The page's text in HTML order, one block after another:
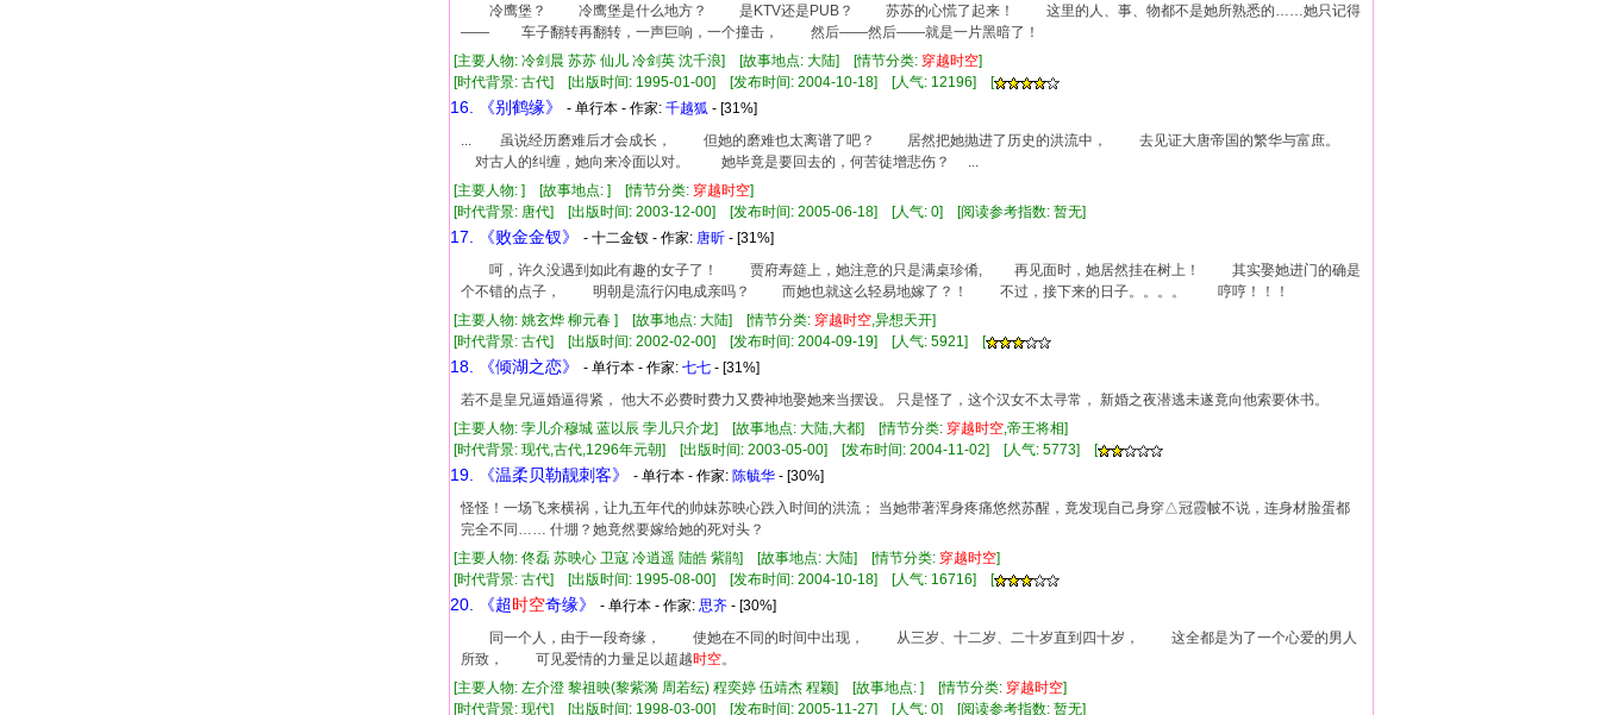
冷鹰堡？ 冷鹰堡是什么地方？ 是KTV还是PUB？ 苏苏的心慌了起来！ 这里的人、事、物都不是她所熟悉的……她只记得
—— 车子翻转再翻转，一声巨响，一个撞击， 然后——然后——就是一片黑暗了！
[主要人物: 冷剑晨 苏苏 仙儿 冷剑英 沈千浪] [故事地点: 大陆] [情节分类: 穿越时空]
[时代背景: 古代] [出版时间: 1995-01-00] [发布时间: 2004-10-18] [人气: 12196] [
16. 《别鹤缘》 - 单行本 - 作家: 千越狐 - [31%]
... 虽说经历磨难后才会成长， 但她的磨难也太离谱了吧？ 居然把她抛进了历史的洪流中， 去见证大唐帝国的繁华与富庶。
对古人的纠缠，她向来冷面以对。 她毕竟是要回去的，何苦徒增悲伤？ ...
[主要人物: ] [故事地点: ] [情节分类: 穿越时空]
[时代背景: 唐代] [出版时间: 2003-12-00] [发布时间: 2005-06-18] [人气: 0] [阅读参考指数: 暂无]
17. 《败金金钗》 - 十二金钗 - 作家: 唐昕 - [31%]
呵，许久没遇到如此有趣的女子了！ 贾府寿筵上，她注意的只是满桌珍倄, 再见面时，她居然挂在树上！ 其实娶她进门的确是
个不错的点子， 明朝是流行闪电成亲吗？ 而她也就这么轻易地嫁了？！ 不过，接下来的日子。。。。 哼哼！！！
[主要人物: 姚玄烨 柳元春 ] [故事地点: 大陆] [情节分类: 穿越时空,异想天开]
[时代背景: 古代] [出版时间: 2002-02-00] [发布时间: 2004-09-19] [人气: 5921] [
18. 《倾湖之恋》 - 单行本 - 作家: 七七 - [31%]
若不是皇兄逼婚逼得紧， 他大不必费时费力又费神地娶她来当摆设。 只是怪了，这个汉女不太寻常， 新婚之夜潜逃未遂竟向他索要休书。
[主要人物: 孛儿介穆城 蓝以辰 孛儿只介龙] [故事地点: 大陆,大都] [情节分类: 穿越时空,帝王将相]
[时代背景: 现代,古代,1296年元朝] [出版时间: 2003-05-00] [发布时间: 2004-11-02] [人气: 5773] [
19. 《温柔贝勒靓刺客》 - 单行本 - 作家: 陈毓华 - [30%]
怪怪！一场飞来横祸，让九五年代的帅妹苏映心跌入时间的洪流； 当她带著浑身疼痛悠然苏醒，竟发现自己身穿△冠霞帔不说，连身材脸蛋都
完全不同…… 什堋？她竟然要嫁给她的死对头？
[主要人物: 佟磊 苏映心 卫寇 冷逍遥 陆皓 紫鹃] [故事地点: 大陆] [情节分类: 穿越时空]
[时代背景: 古代] [出版时间: 1995-08-00] [发布时间: 2004-10-18] [人气: 16716] [
20. 《超时空奇缘》 - 单行本 - 作家: 思齐 - [30%]
同一个人，由于一段奇缘， 使她在不同的时间中出现， 从三岁、十二岁、二十岁直到四十岁， 这全都是为了一个心爱的男人
所致， 可见爱情的力量足以超越时空。
[主要人物: 左介澄 黎祖映(黎紫漪 周若纭) 程奕婷 伍靖杰 程颖] [故事地点: ] [情节分类: 穿越时空]
[时代背景: 现代] [出版时间: 1998-03-00] [发布时间: 2005-11-27] [人气: 0] [阅读参考指数: 暂无]